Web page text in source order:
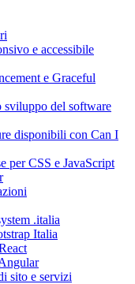
e accessibile
e Graceful
sviluppo del software
disponibili con Can I
per CSS e JavaScript
.italia
Italia
sito e servizi